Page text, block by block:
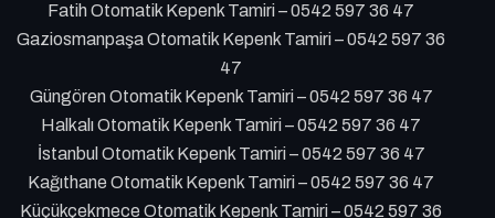
Fatih Otomatik Kepenk Tamiri – 0542 597 36 47
Gaziosmanpaşa Otomatik Kepenk Tamiri – 0542 597 36
47
Güngören Otomatik Kepenk Tamiri – 0542 597 36 47
Halkalı Otomatik Kepenk Tamiri – 0542 597 36 47
İstanbul Otomatik Kepenk Tamiri – 0542 597 36 47
Kağıthane Otomatik Kepenk Tamiri – 0542 597 36 47
Küçükçekmece Otomatik Kepenk Tamiri – 0542 597 36